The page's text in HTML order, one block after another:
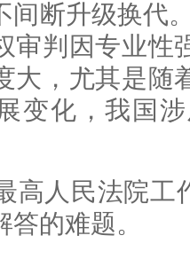
间断升级换代
审判因专业性
大，尤其是随
变化，我国
高人民法院工
的难题。